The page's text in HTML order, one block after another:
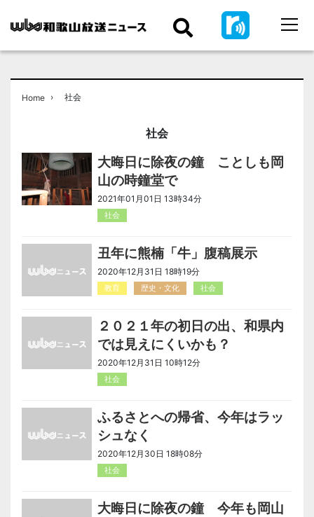
Home › 社会
社会
大晦日に除夜の鐘 ことしも岡
山の時鐘堂で
2021年01月01日 13時34分
社会
丑年に熊楠「牛」腹稿展示
2020年12月31日 18時19分
教育 歴史・文化 社会
２０２１年の初日の出、和県内
では見えにくいかも？
2020年12月31日 10時12分
社会
ふるさとへの帰省、今年はラッ
シュなく
2020年12月30日 18時08分
社会
大晦日に除夜の鐘 今年も岡山